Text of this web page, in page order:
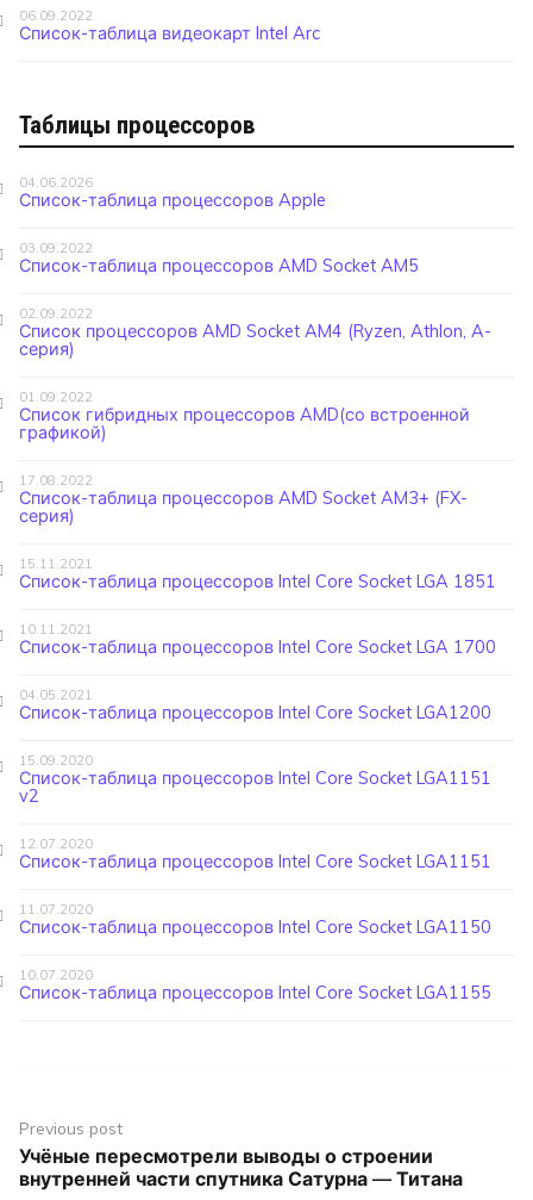
06.09.2022
Список-таблица видеокарт Intel Arc
Таблицы процессоров
04.06.2026
Список-таблица процессоров Apple
03.09.2022
Список-таблица процессоров AMD Socket AM5
02.09.2022
Список процессоров AMD Socket AM4 (Ryzen, Athlon, A-
серия)
01.09.2022
Список гибридных процессоров AMD(со встроенной
графикой)
17.08.2022
Список-таблица процессоров AMD Socket AM3+ (FX-
серия)
15.11.2021
Список-таблица процессоров Intel Core Socket LGA 1851
10.11.2021
Список-таблица процессоров Intel Core Socket LGA 1700
04.05.2021
Список-таблица процессоров Intel Core Socket LGA1200
15.09.2020
Список-таблица процессоров Intel Core Socket LGA1151
v2
12.07.2020
Список-таблица процессоров Intel Core Socket LGA1151
11.07.2020
Список-таблица процессоров Intel Core Socket LGA1150
10.07.2020
Список-таблица процессоров Intel Core Socket LGA1155
по
записям
Previous post
Previous
post:
Учёные пересмотрели выводы о строении
внутренней части спутника Сатурна — Титана